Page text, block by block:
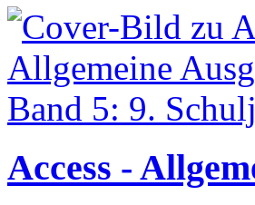
Access -